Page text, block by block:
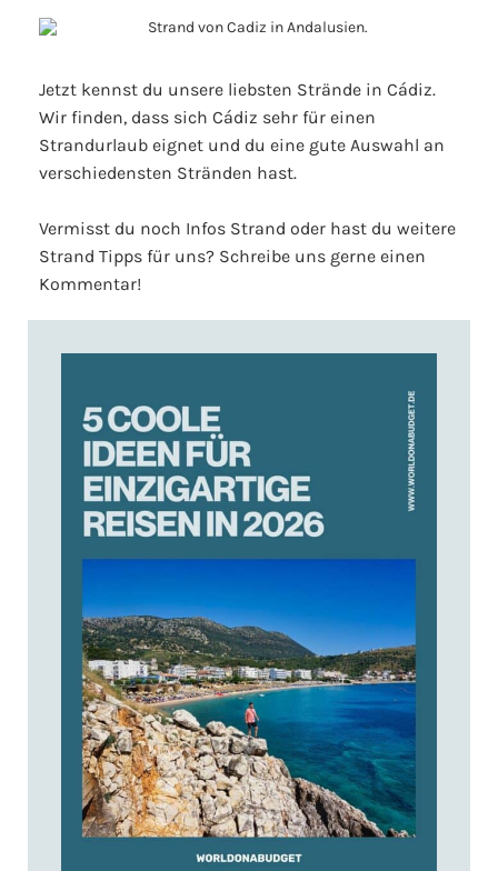
Jetzt kennst du unsere liebsten Strände in Cádiz.
Wir finden, dass sich Cádiz sehr für einen
Strandurlaub eignet und du eine gute Auswahl an
verschiedensten Stränden hast.
Vermisst du noch Infos Strand oder hast du weitere
Strand Tipps für uns? Schreibe uns gerne einen
Kommentar!